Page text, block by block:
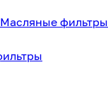
Масляные фильтры